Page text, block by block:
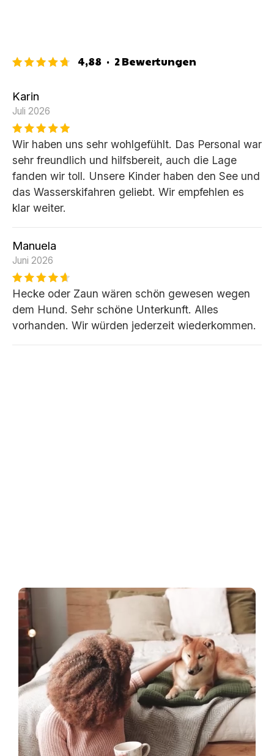
4,88 · 2Bewertungen
Karin
Juli 2026
Wir haben uns sehr wohlgefühlt. Das Personal war
sehr freundlich und hilfsbereit, auch die Lage
fanden wir toll. Unsere Kinder haben den See und
das Wasserskifahren geliebt. Wir empfehlen es
klar weiter.
Manuela
Juni 2026
Hecke oder Zaun wären schön gewesen wegen
dem Hund. Sehr schöne Unterkunft. Alles
vorhanden. Wir würden jederzeit wiederkommen.